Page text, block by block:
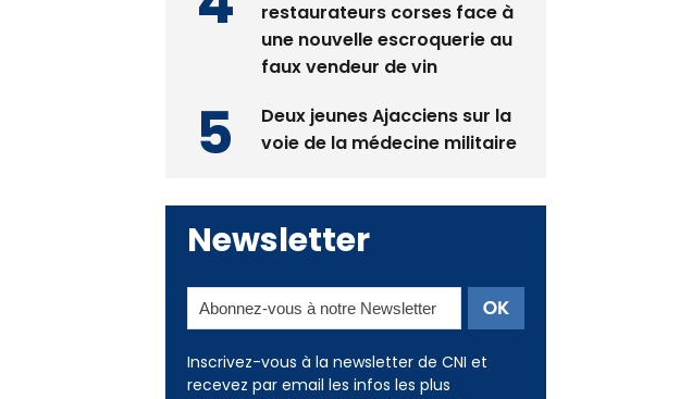
La gendarmerie alerte les
restaurateurs corses face à
faux vendeur de vin
Newsletter